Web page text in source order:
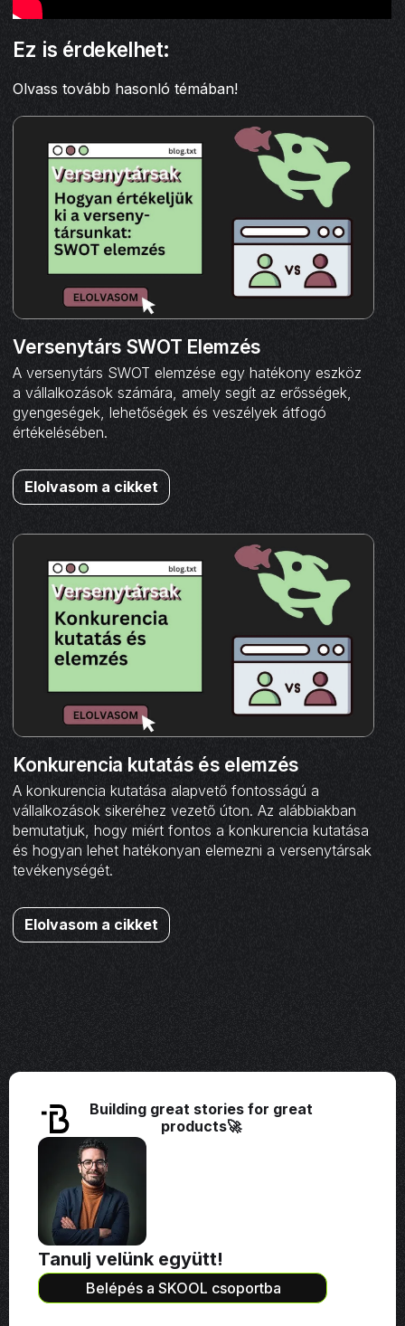
Ez is érdekelhet:
Olvass tovább hasonló témában!
Versenytárs SWOT Elemzés
A versenytárs SWOT elemzése egy hatékony eszköz
a vállalkozások számára, amely segít az erősségek,
gyengeségek, lehetőségek és veszélyek átfogó
értékelésében.
Elolvasom a cikket
Konkurencia kutatás és elemzés
A konkurencia kutatása alapvető fontosságú a
vállalkozások sikeréhez vezető úton. Az alábbiakban
bemutatjuk, hogy miért fontos a konkurencia kutatása
és hogyan lehet hatékonyan elemezni a versenytársak
tevékenységét.
Elolvasom a cikket
Building great stories for great
products🚀
Tanulj velünk együtt!
Belépés a SKOOL csoportba